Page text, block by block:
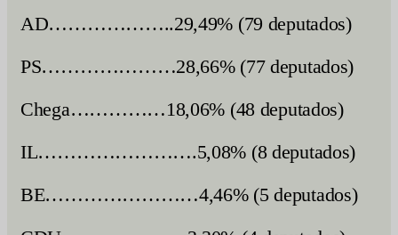
AD………………..29,49% (79 deputados)
PS…………………28,66% (77 deputados)
Chega……………18,06% (48 deputados)
IL…………………….5,08% (8 deputados)
BE……………………4,46% (5 deputados)